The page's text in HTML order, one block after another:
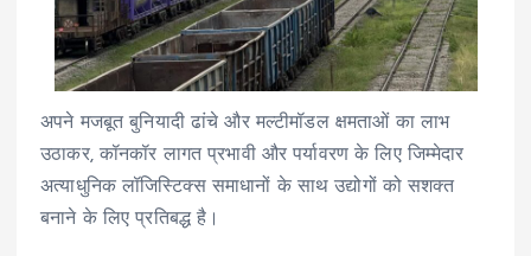
अपने मजबूत बुनियादी ढांचे और मल्टीमॉडल क्षमताओं का लाभ
उठाकर, कॉनकॉर लागत प्रभावी और पर्यावरण के लिए जिम्मेदार
अत्याधुनिक लॉजिस्टिक्स समाधानों के साथ उद्योगों को सशक्त
बनाने के लिए प्रतिबद्ध है।